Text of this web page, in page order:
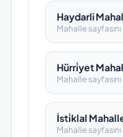
Haydarli
Mahalle sayfasını
Hürri̇yet
Mahalle sayfasını
İsti̇klal
Mahalle sayfasını